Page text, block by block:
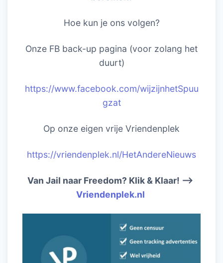
Hoe kun je ons volgen?
Onze FB back-up pagina (voor zolang het
duurt)
https://www.facebook.com/wijzijnhetSpuu
gzat
Op onze eigen vrije Vriendenplek
https://vriendenplek.nl/HetAndereNieuws
Van Jail naar Freedom? Klik & Klaar! –>
Vriendenplek.nl